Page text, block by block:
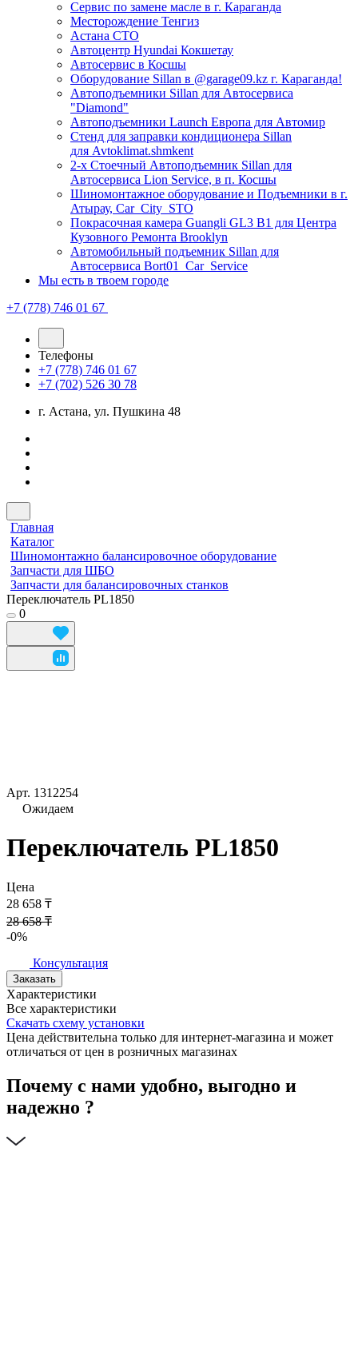
Сервис по замене масле в г. Караганда
Месторождение Тенгиз
Астана СТО
Автоцентр Hyundai Кокшетау
Автосервис в Косшы
Оборудование Sillan в @garage09.kz г. Караганда!
Автоподъемники Sillan для Автосервиса
"Diamond"
Автоподъемники Launch Европа для Автомир
Стенд для заправки кондиционера Sillan
для Avtoklimat.shmkent
2-х Стоечный Автоподъемник Sillan для
Автосервиса Lion Service, в п. Косшы
Шиномонтажное оборудование и Подъемники в г.
Атырау, Car_City_STO
Покрасочная камера Guangli GL3 B1 для Центра
Кузовного Ремонта Brooklyn
Автомобильный подъемник Sillan для
Автосервиса Bort01_Car_Service
Мы есть в твоем городе
+7 (778) 746 01 67
Телефоны
+7 (778) 746 01 67
+7 (702) 526 30 78
г. Астана, ул. Пушкина 48
Главная
Каталог
Шиномонтажно балансировочное оборудование
Запчасти для ШБО
Запчасти для балансировочных станков
Переключатель PL1850
0
Арт. 1312254
Ожидаем
Переключатель PL1850
Цена
28 658 ₸
28 658 ₸
-0%
Консультация
Заказать
Характеристики
Все характеристики
Скачать схему установки
Цена действительна только для интернет-магазина и может
отличаться от цен в розничных магазинах
Почему с нами удобно, выгодно и
надежно ?